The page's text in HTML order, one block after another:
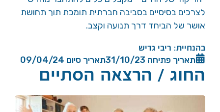
לצרכים בסיסיים בסביבה חברתית תומכת תוך תחושת
אושר של הביחד דרך תנועה וקצב.
בהנחיית: ריבי גדיש
תאריך פתיחה 31/10/23 תאריך סיום 09/04/24
החוג / הרצאה הסתיים